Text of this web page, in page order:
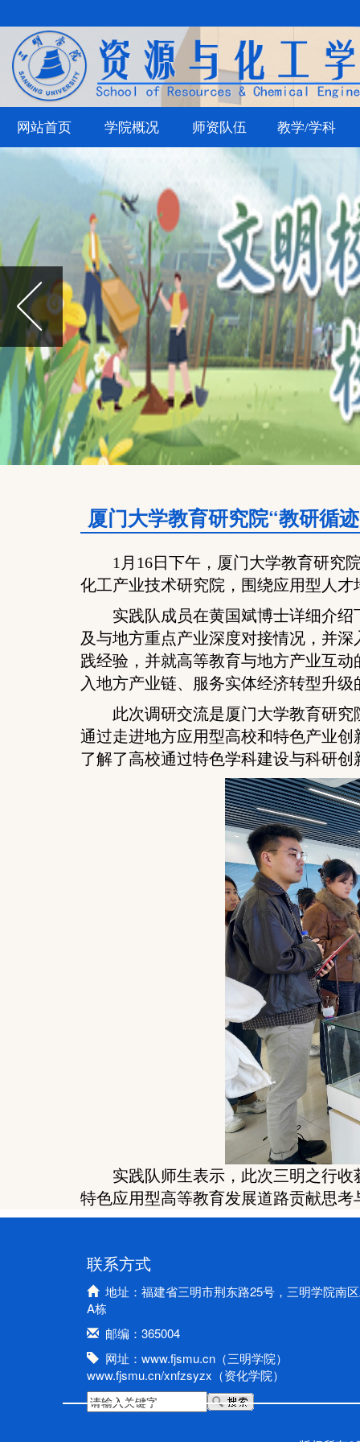
网站首页 学院概况 师资队伍 教学/学科
厦门大学教育研究院“教研循
1月16日下午，厦门大学教育研究
化工产业技术研究院，围绕应用型人
实践队成员在黄国斌博士详细介
及与地方重点产业深度对接情况，并
践经验，并就高等教育与地方产业互
入地方产业链、服务实体经济转型升级
此次调研交流是厦门大学教育研究
通过走进地方应用型高校和特色产业
了解了高校通过特色学科建设与科研
实践队师生表示，此次三明之行
特色应用型高等教育发展道路贡献思考
联系方式
地址：福建省三明市荆东路25号，三明学院南
A栋
邮编：365004
网址：www.fjsmu.cn（三明学院）
www.fjsmu.cn/xnfzsyzx（资化学院）